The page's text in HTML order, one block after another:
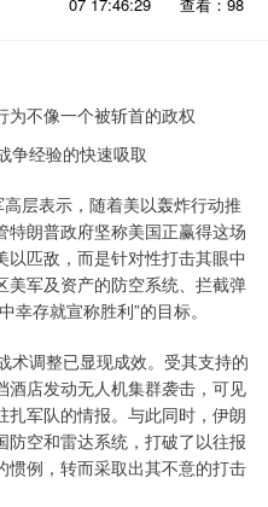
争经验的快速吸取
层表示，随着美以轰炸行动推
朗普政府坚称美国正赢得这场
匹敌，而是针对性打击其眼中
军及资产的防空系统、拦截弹
幸存就宣称胜利”的目标。
术调整已显现成效。受其支持的
酒店发动无人机集群袭击，可见
军队的情报。与此同时，伊朗
空和雷达系统，打破了以往报
惯例，转而采取出其不意的打击